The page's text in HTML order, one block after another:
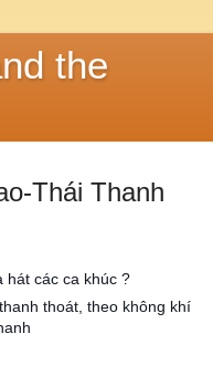
the
Thái Thanh
hát các ca khúc ?
thoát, theo không khí